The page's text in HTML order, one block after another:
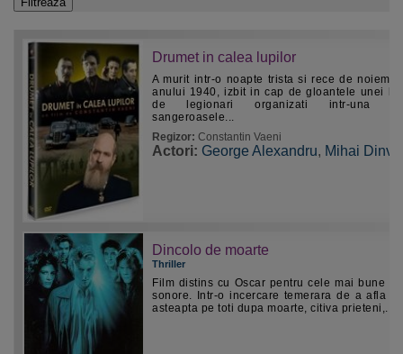
Drumet in calea lupilor
A murit intr-o noapte trista si rece de
anului 1940, izbit in cap de gloantele unei
de legionari organizati intr-una
sangeroasele...
Regizor: Constantin Vaeni
Actori: George Alexandru, Mihai
Dincolo de moarte
Thriller
Film distins cu Oscar pentru cele mai bune
sonore. Intr-o incercare temerara de a afla
asteapta pe toti dupa moarte, citiva prieteni,...